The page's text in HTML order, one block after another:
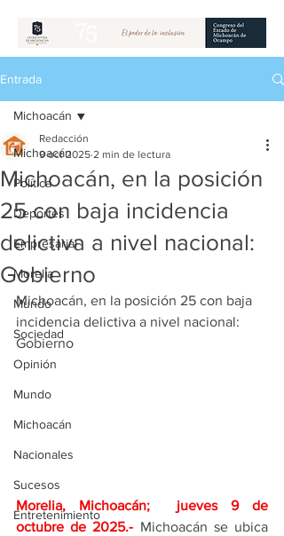
Entrada
Michoacán
Política
Deportes
Empresarial
Morelia
Mundo
Sociedad
Opinión
Mundo
Michoacán
Nacionales
Sucesos
Entretenimiento
Michoacán
Michoacán, en la posición
25 con baja incidencia
delictiva a nivel nacional:
Gobierno
Redacción
9 oct 2025 2 min de lectura
Michoacán, en la posición 25 con baja
incidencia delictiva a nivel nacional:
Gobierno
Morelia, Michoacán;  jueves 9 de
octubre de 2025.- Michoacán se ubica